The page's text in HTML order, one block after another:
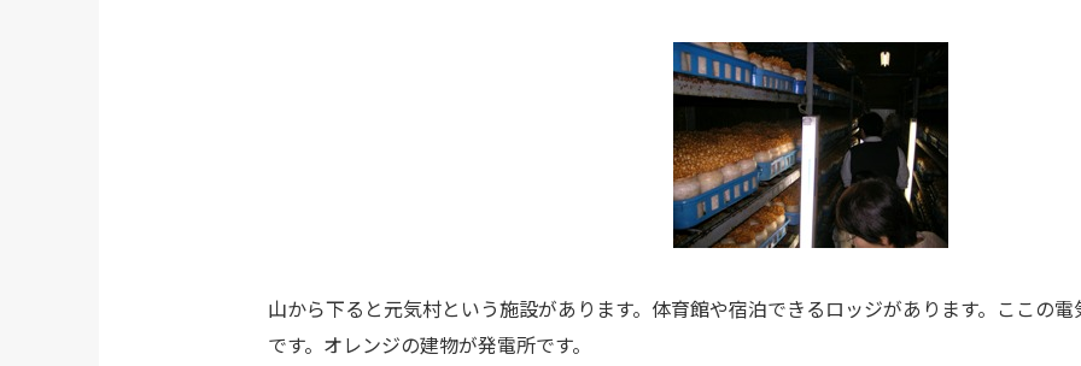
山から下ると元気村という施設があります。体育館や宿泊できるロッジがあります。ここの
です。オレンジの建物が発電所です。